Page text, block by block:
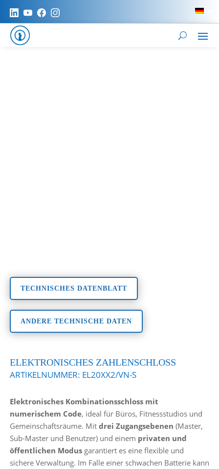
TECHNISCHES DATENBLATT
ANDERE TECHNISCHE DATEN
ELEKTRONISCHES ZAHLENSCHLOSS
ARTIKELNUMMER: EL20XX2/VN-S
Elektronisches Kombinationsschloss mit
numerischem Code, ideal für Büros, Fitnessstudios und
Gemeinschaftsräume. Mit drei Zugangsebenen (Master,
Sub-Master und Benutzer) und einem privaten und
öffentlichen Modusgarantiert es eine flexible und
sichere Verwaltung. Im Falle einer schwachen Batterie kann